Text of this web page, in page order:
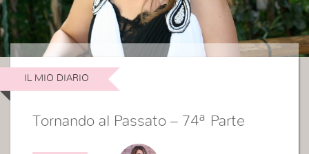
IL MIO DIARIO
Tornando al Passato – 74ª Parte